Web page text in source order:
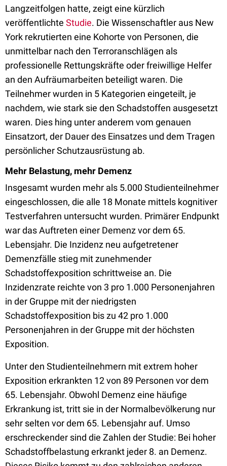
Langzeitfolgen hatte, zeigt eine kürzlich
veröffentlichte Studie. Die Wissenschaftler aus New
York rekrutierten eine Kohorte von Personen, die
unmittelbar nach den Terroranschlägen als
professionelle Rettungskräfte oder freiwillige Helfer
an den Aufräumarbeiten beteiligt waren. Die
Teilnehmer wurden in 5 Kategorien eingeteilt, je
nachdem, wie stark sie den Schadstoffen ausgesetzt
waren. Dies hing unter anderem vom genauen
Einsatzort, der Dauer des Einsatzes und dem Tragen
persönlicher Schutzausrüstung ab.
Mehr Belastung, mehr Demenz
Insgesamt wurden mehr als 5.000 Studienteilnehmer
eingeschlossen, die alle 18 Monate mittels kognitiver
Testverfahren untersucht wurden. Primärer Endpunkt
war das Auftreten einer Demenz vor dem 65.
Lebensjahr. Die Inzidenz neu aufgetretener
Demenzfälle stieg mit zunehmender
Schadstoffexposition schrittweise an. Die
Inzidenzrate reichte von 3 pro 1.000 Personenjahren
in der Gruppe mit der niedrigsten
Schadstoffexposition bis zu 42 pro 1.000
Personenjahren in der Gruppe mit der höchsten
Exposition.
Unter den Studienteilnehmern mit extrem hoher
Exposition erkrankten 12 von 89 Personen vor dem
65. Lebensjahr. Obwohl Demenz eine häufige
Erkrankung ist, tritt sie in der Normalbevölkerung nur
sehr selten vor dem 65. Lebensjahr auf. Umso
erschreckender sind die Zahlen der Studie: Bei hoher
Schadstoffbelastung erkrankt jeder 8. an Demenz.